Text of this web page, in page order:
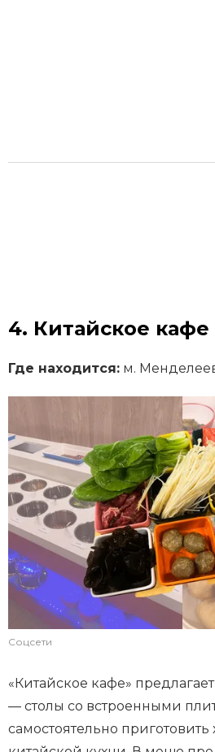
4. Китайское кафе
Где находится: м.
Соцсети
«Китайское кафе»
— столы со встроенными
самостоятельно